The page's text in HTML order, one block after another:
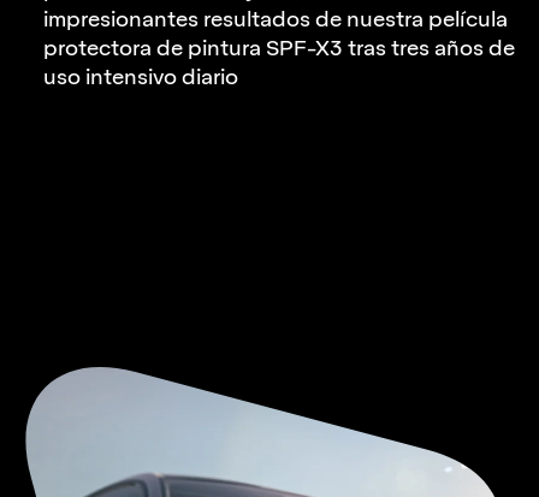
impresionantes resultados de nuestra película
protectora de pintura SPF-X3 tras tres años de
uso intensivo diario